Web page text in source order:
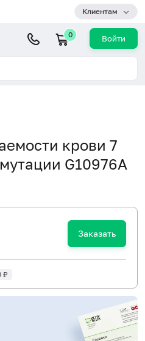
Клиентам
0 Войти
крови 7
G10976A
Заказать
₽